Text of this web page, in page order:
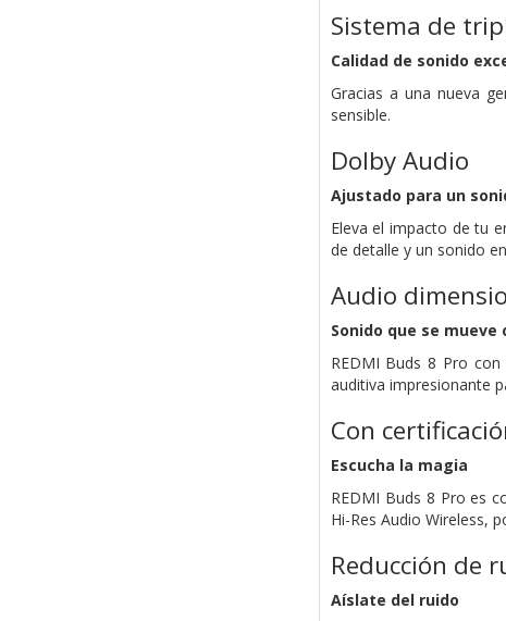
Sistema de
Calidad de sonido
Gracias a una nueva
sensible.
Dolby Audio
Ajustado para un
Eleva el impacto de tu
de detalle y un sonido
Audio
Sonido que se mueve
REDMI Buds 8 Pro
auditiva impresionante
Con
Escucha la magia
REDMI Buds 8 Pro es
Hi-Res Audio Wireless,
Reducción de
Aíslate del ruido